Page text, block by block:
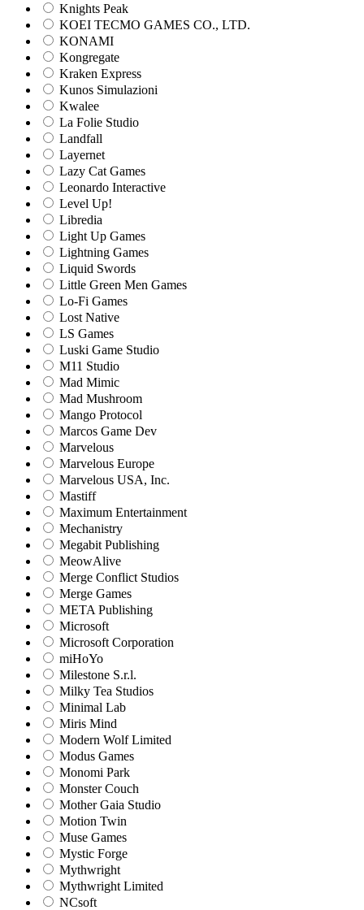
Knights Peak
KOEI TECMO GAMES CO., LTD.
KONAMI
Kongregate
Kraken Express
Kunos Simulazioni
Kwalee
La Folie Studio
Landfall
Layernet
Lazy Cat Games
Leonardo Interactive
Level Up!
Libredia
Light Up Games
Lightning Games
Liquid Swords
Little Green Men Games
Lo-Fi Games
Lost Native
LS Games
Luski Game Studio
M11 Studio
Mad Mimic
Mad Mushroom
Mango Protocol
Marcos Game Dev
Marvelous
Marvelous Europe
Marvelous USA, Inc.
Mastiff
Maximum Entertainment
Mechanistry
Megabit Publishing
MeowAlive
Merge Conflict Studios
Merge Games
META Publishing
Microsoft
Microsoft Corporation‬
miHoYo
Milestone S.r.l.
Milky Tea Studios
Minimal Lab
Miris Mind
Modern Wolf Limited
Modus Games
Monomi Park
Monster Couch
Mother Gaia Studio
Motion Twin
Muse Games
Mystic Forge
Mythwright
Mythwright Limited
NCsoft